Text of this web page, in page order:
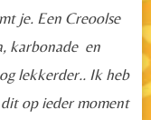
je. Een Creoolse
karbonade en
lekkerder.. Ik heb
op ieder moment